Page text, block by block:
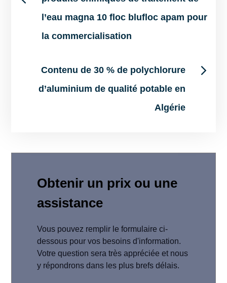
navigation
l’eau magna 10 floc blufloc apam pour
la commercialisation
Contenu de 30 % de polychlorure
d’aluminium de qualité potable en
Algérie
Obtenir un prix ou une
assistance
Vous pouvez remplir le formulaire ci-
dessous pour vos besoins d'information.
Votre question sera très appréciée et nous
y répondrons dans les plus brefs délais.